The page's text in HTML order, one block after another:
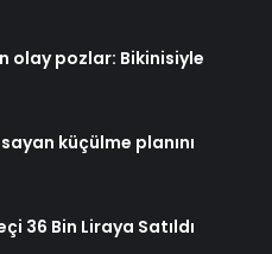
olay pozlar: Bikinisiyle
küçülme planını
36 Bin Liraya Satıldı